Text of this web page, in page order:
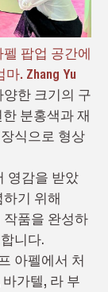
팝업 공간에
. Zhang Yu
한 크기의 구
분홍색과 재
식으로 형상
영감을 받았
기 위해
품을 완성하
니다.
아펠에서 처
가텔, 라 부